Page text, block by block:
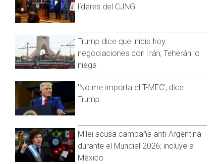
Este fenómeno presenta vientos máximos cerca del centro
de 65 kilómetros por hora y rachas mayores; los vientos de
periferia del sistema, conforme al Servicio Meteorológico
Nacional (SMN).
La alerta verde significa "acercamiento-prevención" y por su
distancia y trayectoria pronosticada, el gobierno estatal
sugirió a la población continuar atenta a la evolución del
sistema tropical.
líderes del CJNG
Trump dice que inicia hoy
negociaciones con Irán; Teherán lo
niega
'No me importa el T-MEC', dice
Trump
Milei acusa campaña anti-Argentina
durante el Mundial 2026; incluye a
México